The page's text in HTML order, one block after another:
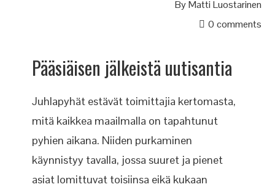
ByMatti Luostarinen
0 comments
Pääsiäisen jälkeistä uutisantia
Juhlapyhät estävät toimittajia kertomasta,
mitä kaikkea maailmalla on tapahtunut
pyhien aikana. Niiden purkaminen
käynnistyy tavalla, jossa suuret ja pienet
asiat lomittuvat toisiinsa eikä kukaan